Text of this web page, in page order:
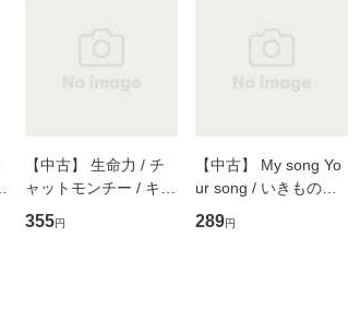
【中古】 生命力 / チ
ャットモンチー / キュ
ーンレコード [CD]
【メール便送料無料】
355円
【中古】 My song Yo
ur song / いきものが
かり / [CD]【メール便
送料無料】
289円